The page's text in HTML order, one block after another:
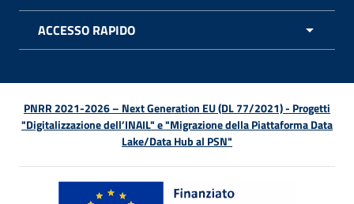
ACCESSO RAPIDO
PNRR 2021-2026 – Next Generation EU (DL 77/2021) - Progetti
"Digitalizzazione dell’INAIL" e "Migrazione della Piattaforma Data
Lake/Data Hub al PSN"